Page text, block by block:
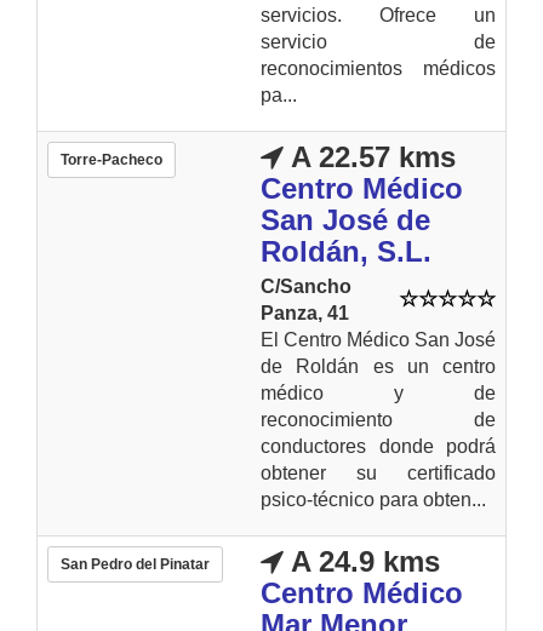
servicios. Ofrece un
servicio de
reconocimientos médicos
pa...
Torre-Pacheco
A 22.57 kms
Centro Médico
San José de
Roldán, S.L.
C/Sancho
Panza, 41
El Centro Médico San José
de Roldán es un centro
médico y de
reconocimiento de
conductores donde podrá
obtener su certificado
psico-técnico para obten...
San Pedro del Pinatar
A 24.9 kms
Centro Médico
Mar Menor